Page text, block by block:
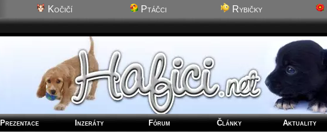
Kočičí Ptáčci Rybičky
Prezentace Inzeráty Fórum Články Aktuality